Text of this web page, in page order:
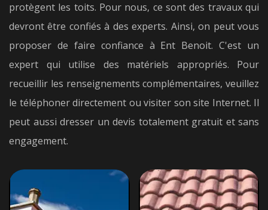
protègent les toits. Pour nous, ce sont des travaux qui
devront être confiés à des experts. Ainsi, on peut vous
proposer de faire confiance à Ent Benoit. C'est un
expert qui utilise des matériels appropriés. Pour
recueillir les renseignements complémentaires, veuillez
le téléphoner directement ou visiter son site Internet. Il
peut aussi dresser un devis totalement gratuit et sans
engagement.